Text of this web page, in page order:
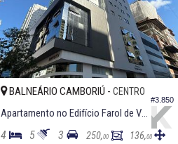
#3.850
BALNEÁRIO CAMBORIÚ - CENTRO
Apartamento no Edifício Farol de Valença
4 5 3 250,00 136,00